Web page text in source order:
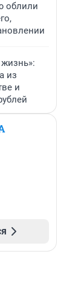
облили
из
и